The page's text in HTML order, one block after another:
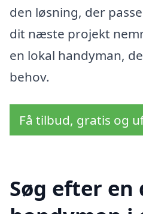
den løsning, der
dit næste projekt
en lokal handyman,
behov.
Få tilbud, gratis og
Søg efter